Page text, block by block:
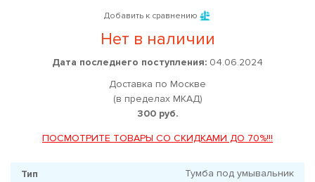
Добавить к сравнению
Нет в наличии
Дата последнего поступления: 04.06.2024
Доставка по Москве
(в пределах МКАД)
300 руб.
ПОСМОТРИТЕ ТОВАРЫ СО СКИДКАМИ ДО 70%!!!
Тип Тумба под умывальник